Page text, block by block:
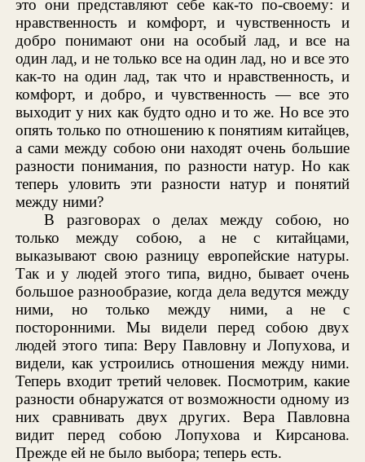
это они представляют себе как-то по-своему: и
нравственность и комфорт, и чувственность и
добро понимают они на особый лад, и все на
один лад, и не только все на один лад, но и все это
как-то на один лад, так что и нравственность, и
комфорт, и добро, и чувственность — все это
выходит у них как будто одно и то же. Но все это
опять только по отношению к понятиям китайцев,
а сами между собою они находят очень большие
разности понимания, по разности натур. Но как
теперь уловить эти разности натур и понятий
между ними?
В разговорах о делах между собою, но
только между собою, а не с китайцами,
выказывают свою разницу европейские натуры.
Так и у людей этого типа, видно, бывает очень
большое разнообразие, когда дела ведутся между
ними, но только между ними, а не с
посторонними. Мы видели перед собою двух
людей этого типа: Веру Павловну и Лопухова, и
видели, как устроились отношения между ними.
Теперь входит третий человек. Посмотрим, какие
разности обнаружатся от возможности одному из
них сравнивать двух других. Вера Павловна
видит перед собою Лопухова и Кирсанова.
Прежде ей не было выбора; теперь есть.